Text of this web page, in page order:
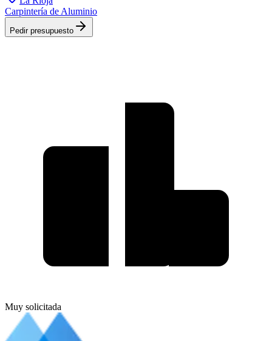
Carpintería de Aluminio
Pedir presupuesto
Muy solicitada